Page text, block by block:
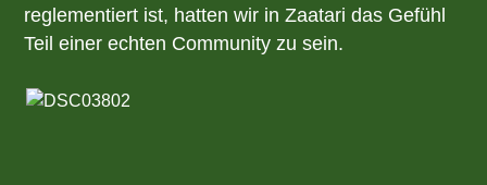
reglementiert ist, hatten wir in Zaatari das Gefühl
Teil einer echten Community zu sein.